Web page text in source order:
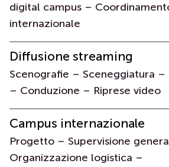
digital campus –
internazionale
Diffusione streaming
Scenografie – Sceneggiatura –
– Conduzione – Riprese video
Campus internazionale
Progetto – Supervisione
Organizzazione logistica –